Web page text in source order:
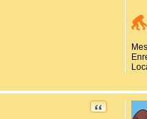
CITATION